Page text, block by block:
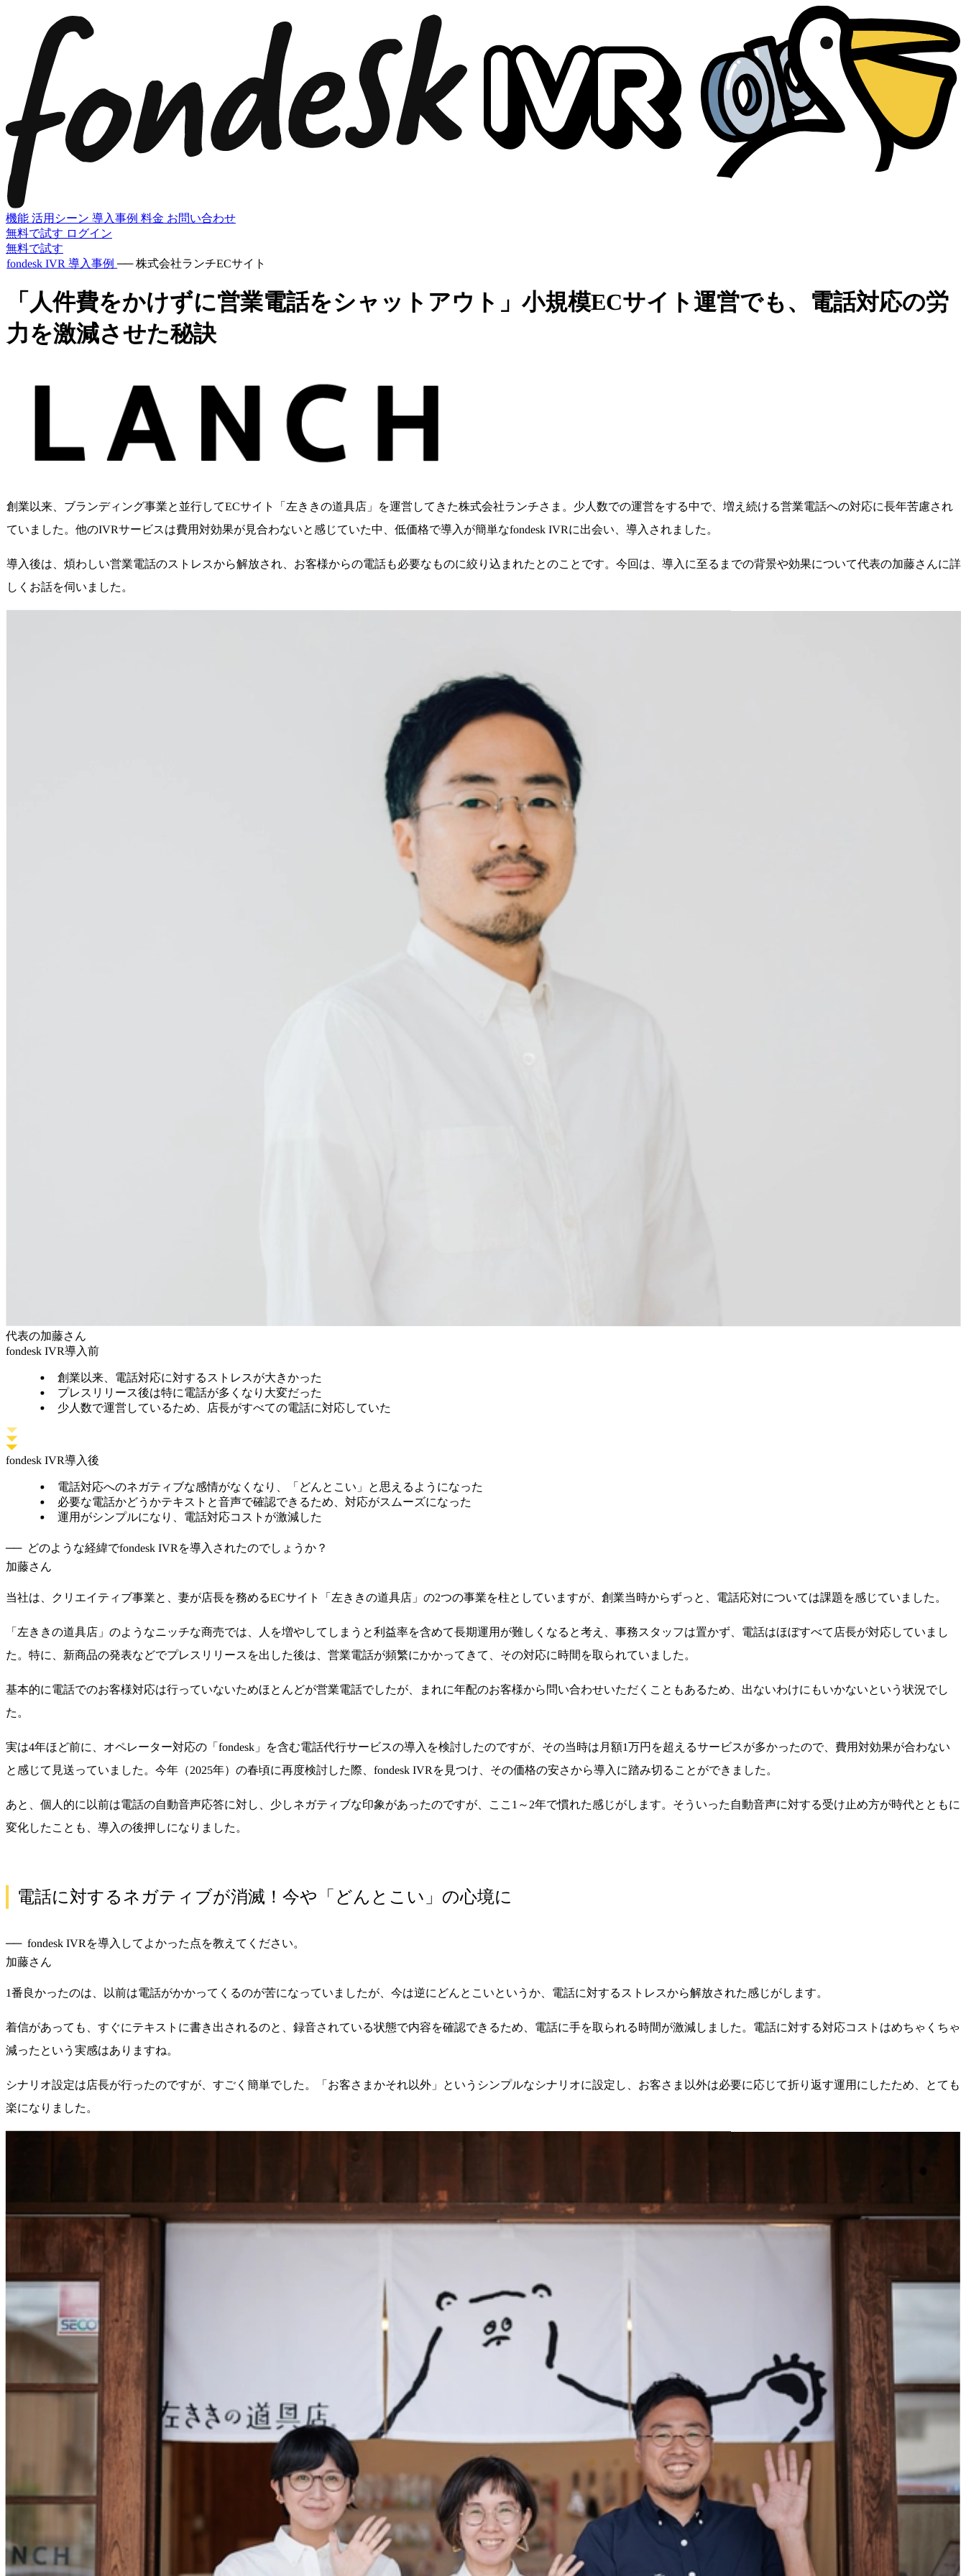
機能 活用シーン 導入事例 料金 お問い合わせ
無料で試す ログイン
無料で試す
fondesk IVR 導入事例──株式会社ランチECサイト
「人件費をかけずに営業電話をシャットアウト」小規模ECサイト運営でも、電話対応の労
力を激減させた秘訣
創業以来、ブランディング事業と並行してECサイト「左ききの道具店」を運営してきた株式会社ランチさま。少人数での運営をする中で、増え続ける営業電話への対応に長年苦慮され
ていました。他のIVRサービスは費用対効果が見合わないと感じていた中、低価格で導入が簡単なfondesk IVRに出会い、導入されました。
導入後は、煩わしい営業電話のストレスから解放され、お客様からの電話も必要なものに絞り込まれたとのことです。今回は、導入に至るまでの背景や効果について代表の加藤さんに詳
しくお話を伺いました。
代表の加藤さん
fondesk IVR導入前
創業以来、電話対応に対するストレスが大きかった
プレスリリース後は特に電話が多くなり大変だった
少人数で運営しているため、店長がすべての電話に対応していた
fondesk IVR導入後
電話対応へのネガティブな感情がなくなり、「どんとこい」と思えるようになった
必要な電話かどうかテキストと音声で確認できるため、対応がスムーズになった
運用がシンプルになり、電話対応コストが激減した
どのような経緯でfondesk IVRを導入されたのでしょうか？
加藤さん
当社は、クリエイティブ事業と、妻が店長を務めるECサイト「左ききの道具店」の2つの事業を柱としていますが、創業当時からずっと、電話応対については課題を感じていました。
「左ききの道具店」のようなニッチな商売では、人を増やしてしまうと利益率を含めて長期運用が難しくなると考え、事務スタッフは置かず、電話はほぼすべて店長が対応していまし
た。特に、新商品の発表などでプレスリリースを出した後は、営業電話が頻繁にかかってきて、その対応に時間を取られていました。
基本的に電話でのお客様対応は行っていないためほとんどが営業電話でしたが、まれに年配のお客様から問い合わせいただくこともあるため、出ないわけにもいかないという状況でし
た。
実は4年ほど前に、オペレーター対応の「fondesk」を含む電話代行サービスの導入を検討したのですが、その当時は月額1万円を超えるサービスが多かったので、費用対効果が合わない
と感じて見送っていました。今年（2025年）の春頃に再度検討した際、fondesk IVRを見つけ、その価格の安さから導入に踏み切ることができました。
あと、個人的に以前は電話の自動音声応答に対し、少しネガティブな印象があったのですが、ここ1～2年で慣れた感じがします。そういった自動音声に対する受け止め方が時代とともに
変化したことも、導入の後押しになりました。
電話に対するネガティブが消滅！今や「どんとこい」の心境に
fondesk IVRを導入してよかった点を教えてください。
加藤さん
1番良かったのは、以前は電話がかかってくるのが苦になっていましたが、今は逆にどんとこいというか、電話に対するストレスから解放された感じがします。
着信があっても、すぐにテキストに書き出されるのと、録音されている状態で内容を確認できるため、電話に手を取られる時間が激減しました。電話に対する対応コストはめちゃくちゃ
減ったという実感はありますね。
シナリオ設定は店長が行ったのですが、すごく簡単でした。「お客さまかそれ以外」というシンプルなシナリオに設定し、お客さま以外は必要に応じて折り返す運用にしたため、とても
楽になりました。